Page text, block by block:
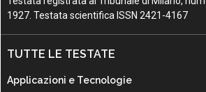
1927. Testata scientifica ISSN 2421-4167
TUTTE LE TESTATE
Applicazioni e Tecnologie